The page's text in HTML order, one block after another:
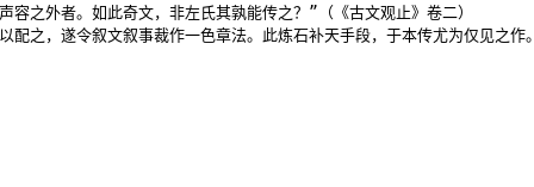
之外者。如此奇文，非左氏其孰能传之？”（《古文观止》卷二）
之，遂令叙文叙事裁作一色章法。此炼石补天手段，于本传尤为仅